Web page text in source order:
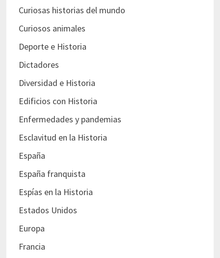
Curiosas historias del mundo
Curiosos animales
Deporte e Historia
Dictadores
Diversidad e Historia
Edificios con Historia
Enfermedades y pandemias
Esclavitud en la Historia
España
España franquista
Espías en la Historia
Estados Unidos
Europa
Francia